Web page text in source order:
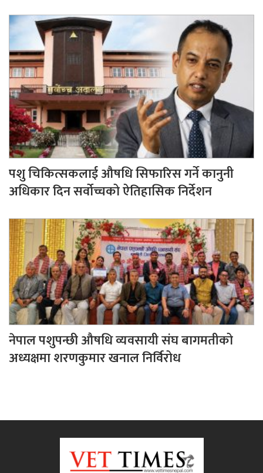
पशु चिकित्सकलाई औषधि सिफारिस गर्ने कानुनी
अधिकार दिन सर्वोच्चको ऐतिहासिक निर्देशन
नेपाल पशुपन्छी औषधि व्यवसायी संघ बागमतीको
अध्यक्षमा शरणकुमार खनाल निर्विरोध